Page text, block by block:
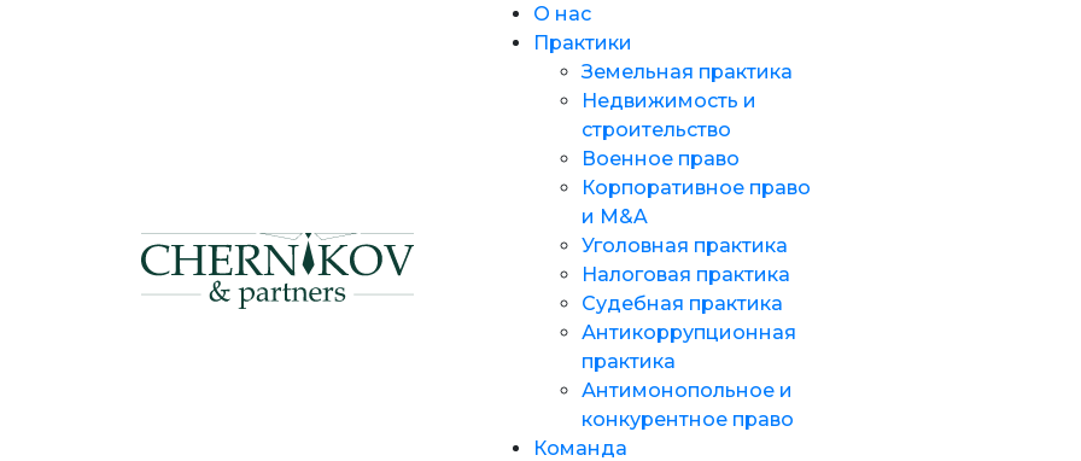
О нас
Практики
Земельная практика
Недвижимость и
строительство
Военное право
Корпоративное право
и M&A
Уголовная практика
Налоговая практика
Судебная практика
Антикоррупционная
практика
Антимонопольное и
конкурентное право
Команда